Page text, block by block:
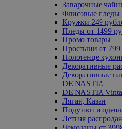
Заварочные
Флисовые пледы
Кружки 249
Пледы от 1499
Промо товары
Простыни от 799
Полотенце
Декоративные
Декоративные
DE'NASTIA
DE'NASTIA
Ляган, Казан
Подушки и
Летняя
Чемоданы от